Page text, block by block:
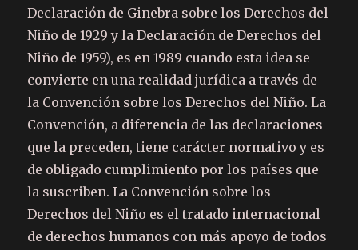
Declaración de Ginebra sobre los Derechos del
Niño de 1929 y la Declaración de Derechos del
Niño de 1959), es en 1989 cuando esta idea se
convierte en una realidad jurídica a través de
la Convención sobre los Derechos del Niño. La
Convención, a diferencia de las declaraciones
que la preceden, tiene carácter normativo y es
de obligado cumplimiento por los países que
la suscriben. La Convención sobre los
Derechos del Niño es el tratado internacional
de derechos humanos con más apoyo de todos